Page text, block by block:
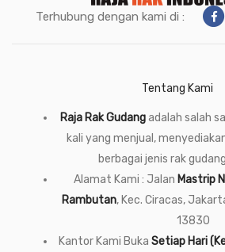
Terhubung dengan kami di :
Tentang Kami
Raja Rak Gudangadalah salah
kali yang menjual,
berbagai jenis rak
Alamat Kami : Jalan Mastrip
Rambutan, Kec. Ciracas,
13830
Kantor Kami Buka Setiap Hari